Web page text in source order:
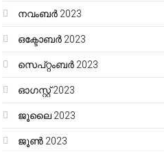
നവംബർ 2023
ഒക്ടോബർ 2023
സെപ്റ്റംബർ 2023
ഓഗസ്റ്റ്‌ 2023
ജൂലൈ 2023
ജൂൺ 2023